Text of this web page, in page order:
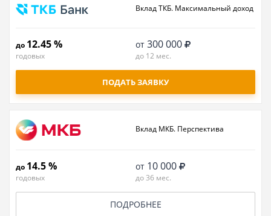
Вклад ТКБ. Максимальный доход
до 12.45 %
годовых
от 300 000
до 12 мес.
ПОДАТЬ ЗАЯВКУ
Вклад МКБ. Перспектива
до 14.5 %
годовых
от 10 000
до 36 мес.
ПОДРОБНЕЕ